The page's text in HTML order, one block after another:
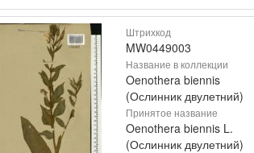
Штрихкод
MW0449003
Название в коллекции
Oenothera biennis
(Ослинник двулетний)
Принятое название
Oenothera biennis L.
(Ослинник двулетний)